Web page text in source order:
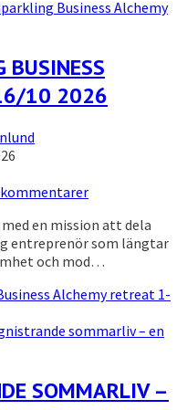
BUSINESS
10 2026
en mission att dela
entreprenör som längtar
och mod…
Alchemy retreat 1-
SOMMARLIV –